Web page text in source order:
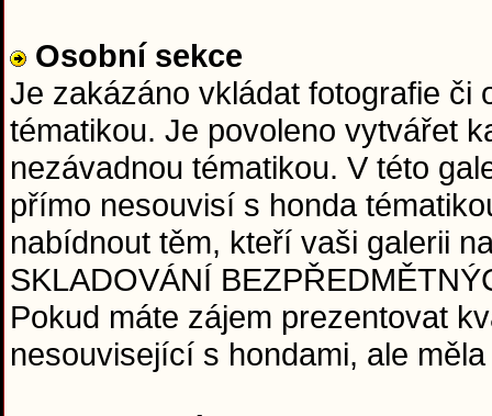
Osobní sekce
Je zakázáno vkládat fotografie či
tématikou. Je povoleno vytvářet
nezávadnou tématikou. V této
přímo nesouvisí s honda
nabídnout těm, kteří vaši galerii
SKLADOVÁNÍ
Pokud máte zájem prezentovat
nesouvisející s hondami, ale